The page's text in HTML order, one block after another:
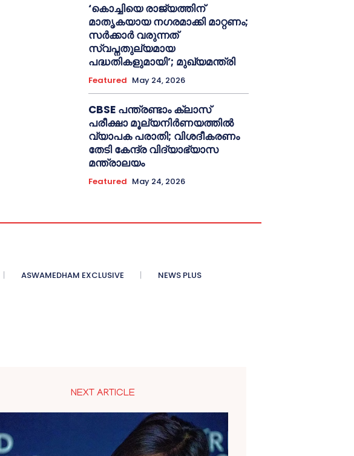
‘കൊച്ചിയെ രാജ്യത്തിന്
മാതൃകയായ നഗരമാക്കി മാറ്റണം;
സർക്കാർ വരുന്നത്
സ്വപ്നതുല്യമായ
പദ്ധതികളുമായി’; മുഖ്യമന്ത്രി
Featured May 24, 2026
CBSE പന്ത്രണ്ടാം ക്ലാസ്
പരീക്ഷാ മൂല്യനിർണയത്തിൽ
വ്യാപക പരാതി; വിശദീകരണം
തേടി കേന്ദ്ര വിദ്യാഭ്യാസ
മന്ത്രാലയം
Featured May 24, 2026
ASWAMEDHAM EXCLUSIVE NEWS PLUS
NEXT ARTICLE